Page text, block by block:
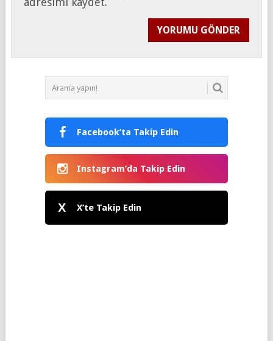
Facebook’ta Takip Edin
Instagram’da Takip Edin
X X’te Takip Edin